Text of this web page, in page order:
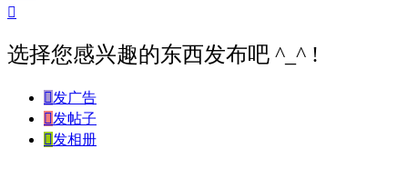

选择您感兴趣的东西发布吧 ^_^ !
发广告
发帖子
发相册